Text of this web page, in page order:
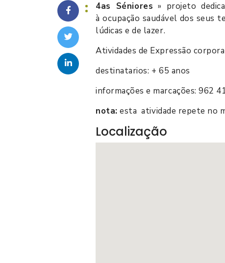
4as Séniores » projeto
à ocupação saudável dos seus
lúdicas e de lazer.
Atividades de Expressão
destinatarios: + 65 anos
informações e marcações: 962
nota: esta atividade repete no
Localização